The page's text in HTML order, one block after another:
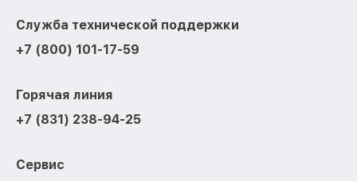
Служба технической поддержки
+7 (800) 101-17-59
Горячая линия
+7 (831) 238-94-25
Сервис